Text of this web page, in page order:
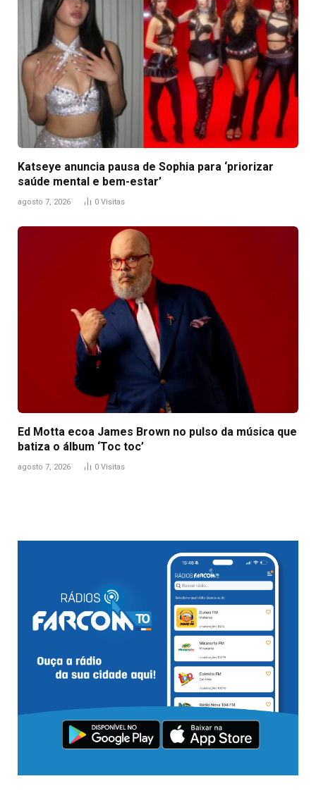
Katseye anuncia pausa de Sophia para ‘priorizar
saúde mental e bem-estar’
agosto 7, 2026 0 Visitas
Ed Motta ecoa James Brown no pulso da música que
batiza o álbum ‘Toc toc’
agosto 7, 2026 0 Visitas